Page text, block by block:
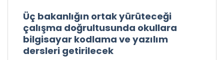
Üç bakanlığın ortak yürüteceği
çalışma doğrultusunda okullara
bilgisayar kodlama ve yazılım
dersleri getirilecek